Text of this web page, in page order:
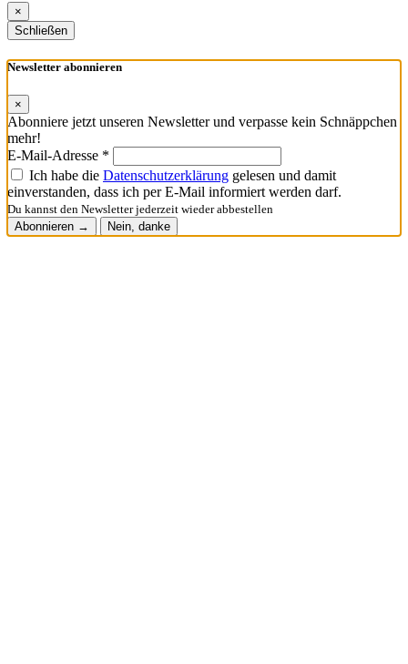
×
Schließen
Newsletter abonnieren
×
Abonniere jetzt unseren Newsletter und verpasse kein Schnäppchen
mehr!
E-Mail-Adresse *
Ich habe die Datenschutzerklärung gelesen und damit
einverstanden, dass ich per E-Mail informiert werden darf.
Du kannst den Newsletter jederzeit wieder abbestellen
Abonnieren →
Nein, danke